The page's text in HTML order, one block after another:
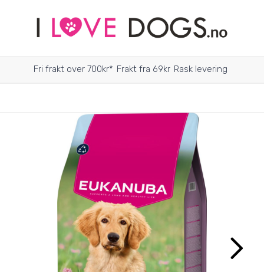
Fri frakt over 700kr* Frakt fra 69kr Rask levering